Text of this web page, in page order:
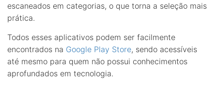
escaneados em categorias, o que torna a seleção mais
prática.
Todos esses aplicativos podem ser facilmente
encontrados na Google Play Store, sendo acessíveis
até mesmo para quem não possui conhecimentos
aprofundados em tecnologia.